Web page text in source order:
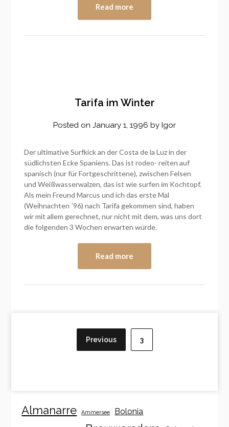
Read more
Tarifa im Winter
Posted on January 1, 1996 by Igor
Der ultimative Surfkick an der Costa de la Luz in der
südlichsten Ecke Spaniens. Das ist rodeo- reiten auf
spanisch (nur für Fortgeschrittene), zwischen Felsen
und Weißwasserwalzen, das ist wie surfen im Kochtopf.
Als mein Freund Marcus und ich das erste Mal
(Weihnachten ´96) nach Tarifa gekommen sind, haben
wir mit allem gerechnet, nur nicht mit dem, was uns dort
die folgenden 3 Wochen erwarten würde.
Read more
Previous 3
Almanarre Ammersee Bolonia